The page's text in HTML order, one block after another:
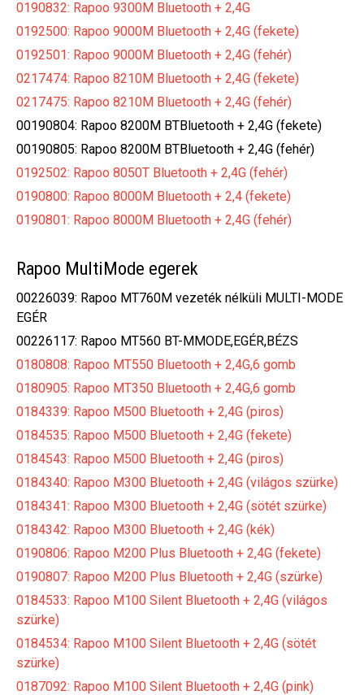
0190832: Rapoo 9300M Bluetooth + 2,4G
0192500: Rapoo 9000M Bluetooth + 2,4G (fekete)
0192501: Rapoo 9000M Bluetooth + 2,4G (fehér)
0217474: Rapoo 8210M Bluetooth + 2,4G (fekete)
0217475: Rapoo 8210M Bluetooth + 2,4G (fehér)
00190804: Rapoo 8200M BTBluetooth + 2,4G (fekete)
00190805: Rapoo 8200M BTBluetooth + 2,4G (fehér)
0192502: Rapoo 8050T Bluetooth + 2,4G (fehér)
0190800: Rapoo 8000M Bluetooth + 2,4 (fekete)
0190801: Rapoo 8000M Bluetooth + 2,4G (fehér)
Rapoo MultiMode egerek
00226039: Rapoo MT760M vezeték nélküli MULTI-MODE
EGÉR
00226117: Rapoo MT560 BT-MMODE,EGÉR,BÉZS
0180808: Rapoo MT550 Bluetooth + 2,4G,6 gomb
0180905: Rapoo MT350 Bluetooth + 2,4G,6 gomb
0184339: Rapoo M500 Bluetooth + 2,4G (piros)
0184535: Rapoo M500 Bluetooth + 2,4G (fekete)
0184543: Rapoo M500 Bluetooth + 2,4G (piros)
0184340: Rapoo M300 Bluetooth + 2,4G (világos szürke)
0184341: Rapoo M300 Bluetooth + 2,4G (sötét szürke)
0184342: Rapoo M300 Bluetooth + 2,4G (kék)
0190806: Rapoo M200 Plus Bluetooth + 2,4G (fekete)
0190807: Rapoo M200 Plus Bluetooth + 2,4G (szürke)
0184533: Rapoo M100 Silent Bluetooth + 2,4G (világos
szürke)
0184534: Rapoo M100 Silent Bluetooth + 2,4G (sötét
szürke)
0187092: Rapoo M100 Silent Bluetooth + 2,4G (pink)